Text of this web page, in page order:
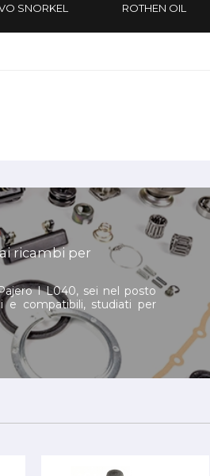
SNORKEL
ROTHEN OIL
ricambi per
I L040, sei nel posto
e compatibili, studiati per